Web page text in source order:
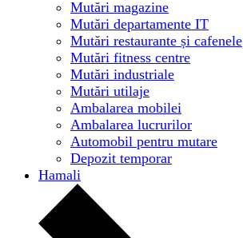
Mutări magazine
Mutări departamente IT
Mutări restaurante și cafenele
Mutări fitness centre
Mutări industriale
Mutări utilaje
Ambalarea mobilei
Ambalarea lucrurilor
Automobil pentru mutare
Depozit temporar
Hamali